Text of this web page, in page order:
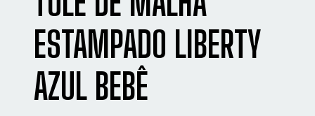
ESTAMPADO LIBERTY
AZUL BEBÊ